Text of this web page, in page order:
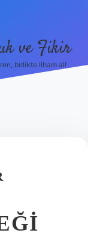
ve Fikir
birlikte ilham al!